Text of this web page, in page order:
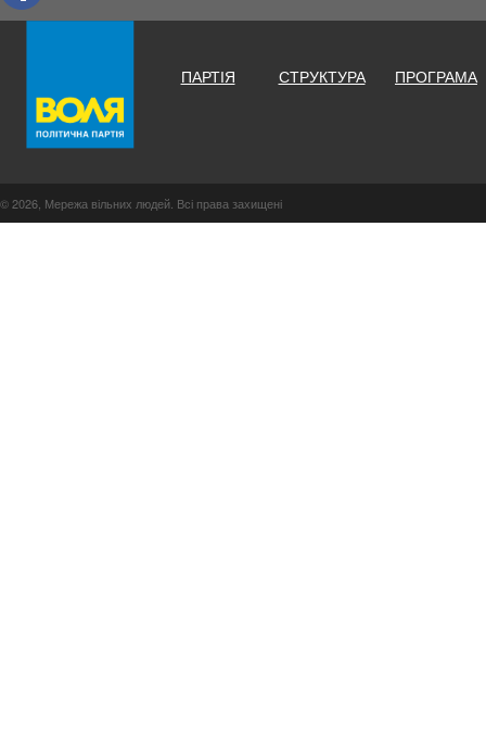
ПАРТІЯ СТРУКТУРА ПРОГРАМА
© 2026, Мережа вільних людей. Всі права захищені